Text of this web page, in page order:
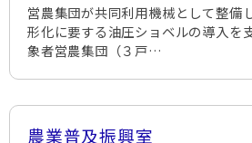
営農集団が共同利用機械として整備
形化に要する油圧ショベルの導入を
象者営農集団（３戸…
農業普及振興室